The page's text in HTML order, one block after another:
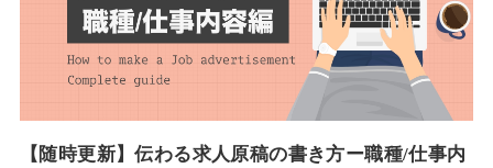
【随時更新】伝わる求人原稿の書き方ー職種/仕事内